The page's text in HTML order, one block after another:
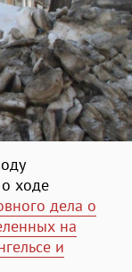
ходе
дела о
на
и